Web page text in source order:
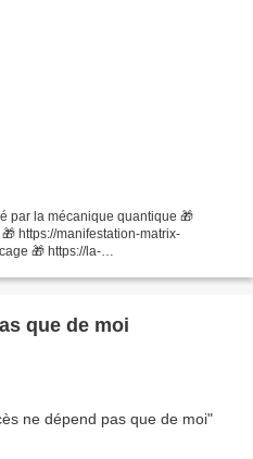
par la mécanique quantique 🎁
https://manifestation-matrix-
🎁 https://la-
que de moi